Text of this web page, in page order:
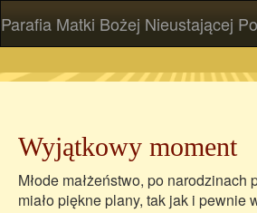
Parafia Matki Bożej Nieustającej
Wyjątkowy moment
Młode małżeństwo, po
miało piękne plany, tak jak i pewnie